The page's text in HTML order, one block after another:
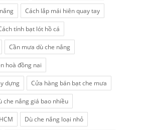
Cách lắp mái hiên quay tay
tính bạt lót hồ cá
Cần mưa dù che nắng
hoà đồng nai
dựng Cửa hàng bán bạt che mưa
che nắng giá bao nhiều
Dù che nắng loại nhỏ